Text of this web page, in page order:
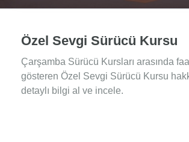
Özel Sevgi Sürücü Kursu
Çarşamba Sürücü Kursları arasında
gösteren Özel Sevgi Sürücü Kursu
detaylı bilgi al ve incele.